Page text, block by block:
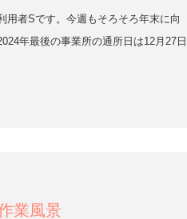
用者Sです。今週もそろそろ年末に向
年最後の事業所の通所日は12月27日
業風景